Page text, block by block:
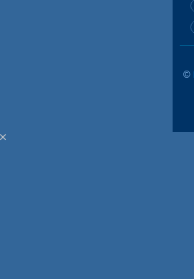
©